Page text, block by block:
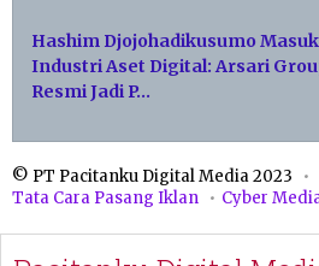
Hashim Djojohadikusumo
Industri Aset Digital: Arsari
Resmi Jadi P…
© PT Pacitanku Digital Media 2023
Tata Cara Pasang Iklan
Cyber